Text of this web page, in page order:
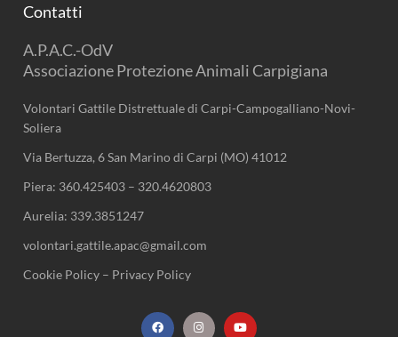
Contatti
A.P.A.C.-OdV
Associazione Protezione Animali Carpigiana
Volontari Gattile Distrettuale di Carpi-Campogalliano-Novi-
Soliera
Via Bertuzza, 6 San Marino di Carpi (MO) 41012
Piera: 360.425403 – 320.4620803
Aurelia: 339.3851247
volontari.gattile.apac@gmail.com
Cookie Policy – Privacy Policy
F
a
I
n
Y
o